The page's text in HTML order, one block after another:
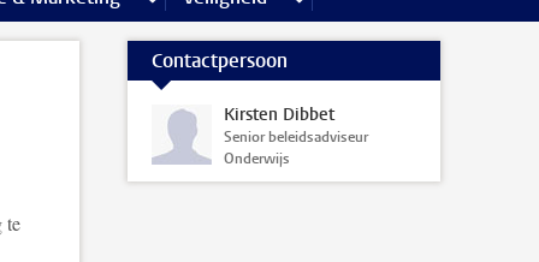
te
Contactpersoon
Kirsten Dibbet
Senior beleidsadviseur
Onderwijs